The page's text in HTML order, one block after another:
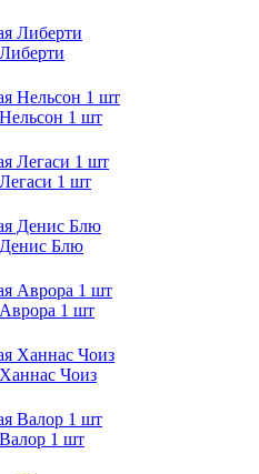
1 шт
1 шт
Денис Блю
1 шт
Чоиз
1 шт